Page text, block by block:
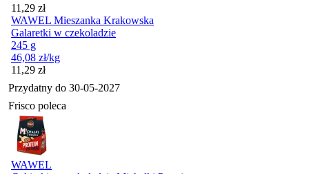
Cena
11,29 zł
WAWEL Mieszanka Krakowska
Galaretki w czekoladzie
245 g
46,08 zł/kg
Cena
11,29 zł
Przydatny do 30-05-2027
Frisco poleca
WAWEL